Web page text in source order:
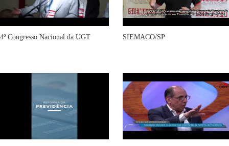
4º Congresso Nacional da UGT SIEMACO/SP